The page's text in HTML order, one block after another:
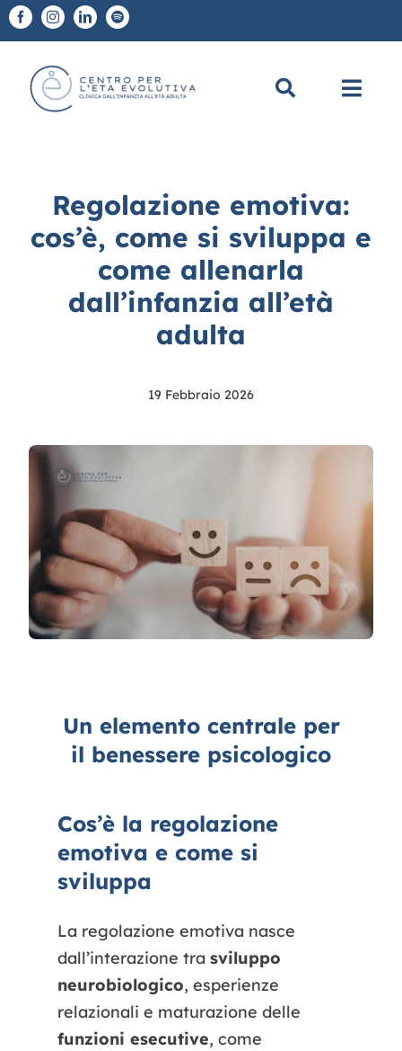
Salta
al
contenuto
A chi ci rivolgiamo
Diagnosi e Terapie
Scuole
Regolazione emotiva:
cos’è, come si sviluppa e
come allenarla
dall’infanzia all’età
adulta
19 Febbraio 2026
Un elemento centrale per
il benessere psicologico
Cos’è la regolazione
emotiva e come si
sviluppa
La regolazione emotiva nasce
dall’interazione tra sviluppo
neurobiologico, esperienze
relazionali e maturazione delle
funzioni esecutive, come